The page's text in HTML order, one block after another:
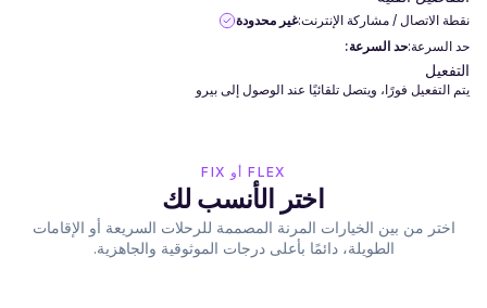
نقطة الاتصال / مشاركة الإنترنت:غير محدودة
حد السرعة:حد السرعة:
التفعيل
يتم التفعيل فورًا، ويتصل تلقائيًا عند الوصول إلى بيرو
FLEX أو FIX
اختر الأنسب لك
اختر من بين الخيارات المرنة المصممة للرحلات السريعة أو الإقامات
الطويلة، دائمًا بأعلى درجات الموثوقية والجاهزية.